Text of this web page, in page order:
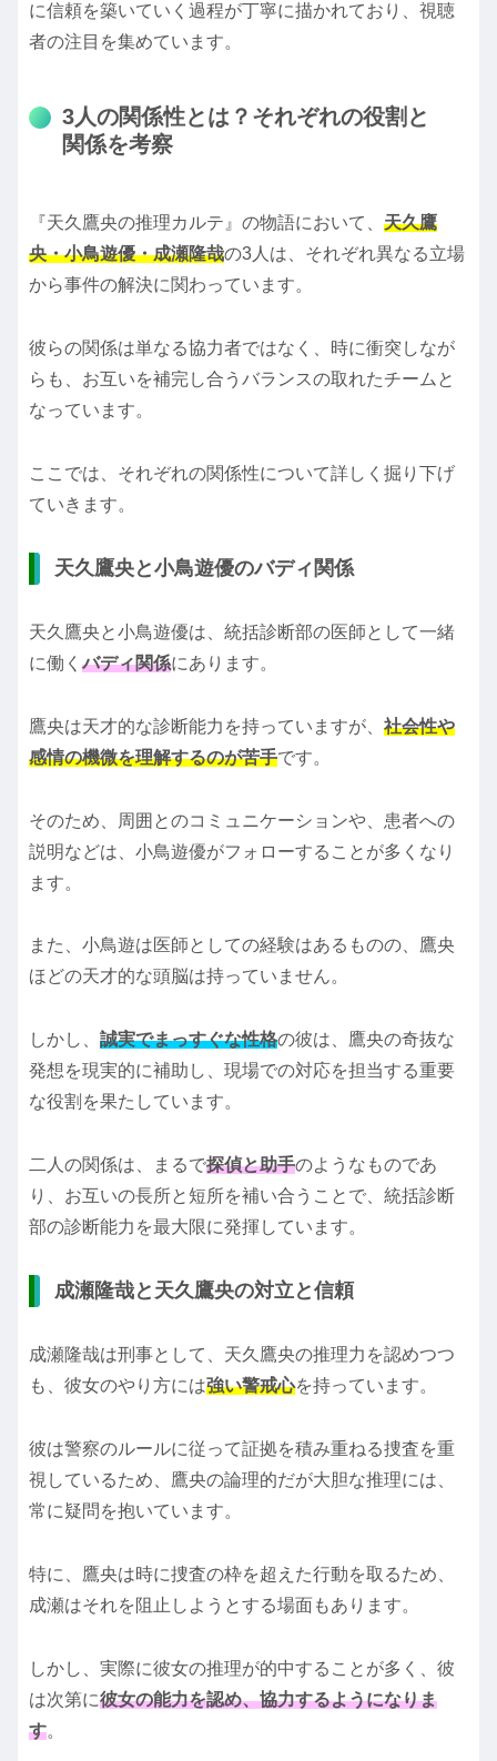
に信頼を築いていく過程が丁寧に描かれており、視聴
者の注目を集めています。
3人の関係性とは？それぞれの役割と
関係を考察
『天久鷹央の推理カルテ』の物語において、 天久鷹
央・小鳥遊優・成瀬隆哉の3人は、それぞれ異なる立場
から事件の解決に関わっています。
彼らの関係は単なる協力者ではなく、時に衝突しなが
らも、お互いを補完し合うバランスの取れたチームと
なっています。
ここでは、それぞれの関係性について詳しく掘り下げ
ていきます。
天久鷹央と小鳥遊優のバディ関係
天久鷹央と小鳥遊優は、統括診断部の医師として一緒
に働く バディ関係にあります。
鷹央は天才的な診断能力を持っていますが、 社会性や
感情の機微を理解するのが苦手です。
そのため、周囲とのコミュニケーションや、患者への
説明などは、小鳥遊優がフォローすることが多くなり
ます。
また、小鳥遊は医師としての経験はあるものの、鷹央
ほどの天才的な頭脳は持っていません。
しかし、 誠実でまっすぐな性格の彼は、鷹央の奇抜な
発想を現実的に補助し、現場での対応を担当する重要
な役割を果たしています。
二人の関係は、まるで探偵と助手のようなものであ
り、お互いの長所と短所を補い合うことで、統括診断
部の診断能力を最大限に発揮しています。
成瀬隆哉と天久鷹央の対立と信頼
成瀬隆哉は刑事として、天久鷹央の推理力を認めつつ
も、彼女のやり方には強い警戒心を持っています。
彼は警察のルールに従って証拠を積み重ねる捜査を重
視しているため、鷹央の論理的だが大胆な推理には、
常に疑問を抱いています。
特に、鷹央は時に捜査の枠を超えた行動を取るため、
成瀬はそれを阻止しようとする場面もあります。
しかし、実際に彼女の推理が的中することが多く、彼
は次第に彼女の能力を認め、協力するようになりま
す。